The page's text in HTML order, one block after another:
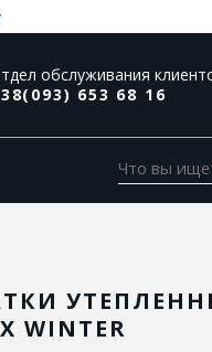
обслуживания
653 68 16
WINTER